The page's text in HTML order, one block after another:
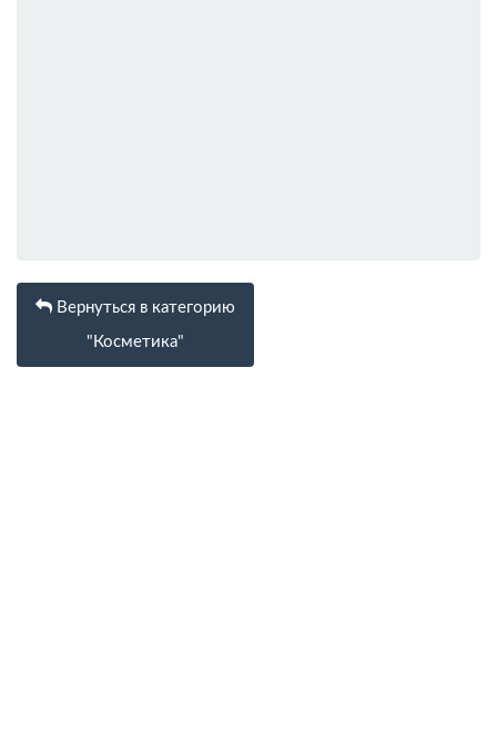
Вернуться в категорию
"Косметика"